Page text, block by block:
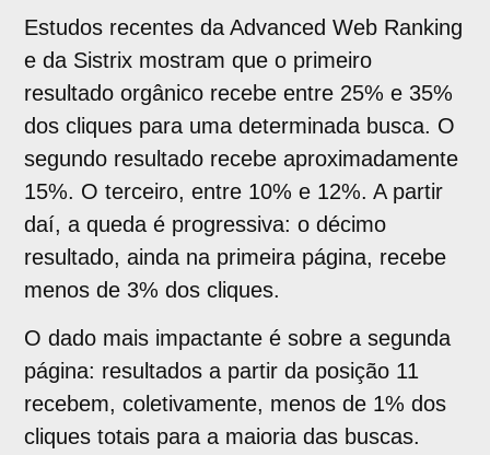
Estudos recentes da Advanced Web Ranking
e da Sistrix mostram que o primeiro
resultado orgânico recebe entre 25% e 35%
dos cliques para uma determinada busca. O
segundo resultado recebe aproximadamente
15%. O terceiro, entre 10% e 12%. A partir
daí, a queda é progressiva: o décimo
resultado, ainda na primeira página, recebe
menos de 3% dos cliques.
O dado mais impactante é sobre a segunda
página: resultados a partir da posição 11
recebem, coletivamente, menos de 1% dos
cliques totais para a maioria das buscas.